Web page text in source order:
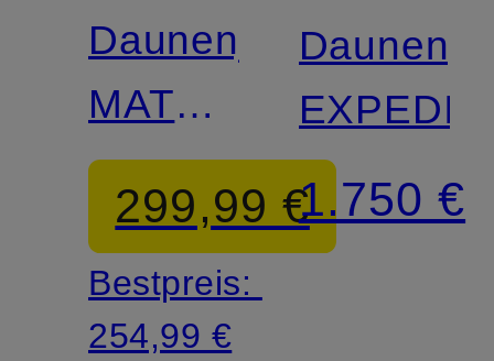
Daunenjacke
MATTY
im
Materialmix
299,99 €
Bestpreis:
254,99 €
1.750 €